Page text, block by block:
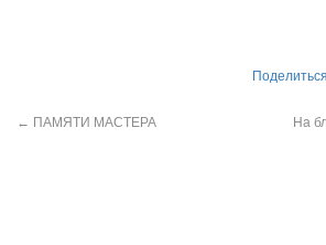
Поделиться
← ПАМЯТИ МАСТЕРА На